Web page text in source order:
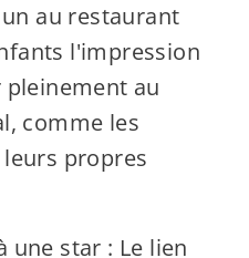
au restaurant
l'impression
au
comme les
propres
une star : Le lien